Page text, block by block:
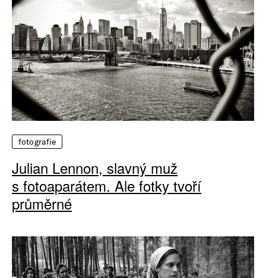
fotografie
Julian Lennon, slavný muž
s fotoaparátem. Ale fotky tvoří
průměrné